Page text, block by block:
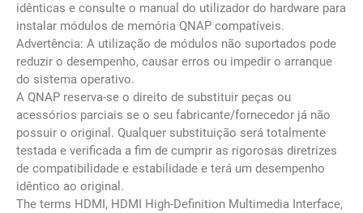
idênticas e consulte o manual do utilizador do hardware para
instalar módulos de memória QNAP compatíveis.
Advertência: A utilização de módulos não suportados pode
reduzir o desempenho, causar erros ou impedir o arranque
do sistema operativo.
A QNAP reserva-se o direito de substituir peças ou
acessórios parciais se o seu fabricante/fornecedor já não
possuir o original. Qualquer substituição será totalmente
testada e verificada a fim de cumprir as rigorosas diretrizes
de compatibilidade e estabilidade e terá um desempenho
idêntico ao original.
The terms HDMI, HDMI High-Definition Multimedia Interface,